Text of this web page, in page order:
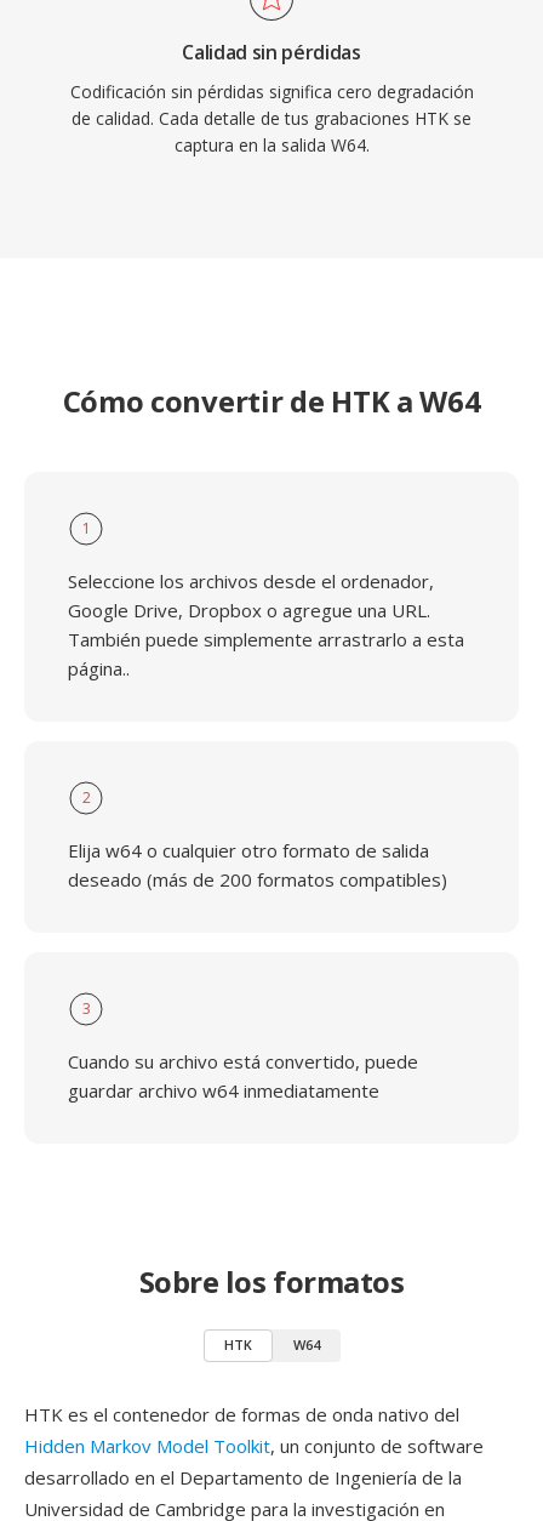
Calidad sin pérdidas
Codificación sin pérdidas significa cero degradación
de calidad. Cada detalle de tus grabaciones HTK se
captura en la salida W64.
Cómo convertir de HTK a W64
1
Seleccione los archivos desde el ordenador,
Google Drive, Dropbox o agregue una URL.
También puede simplemente arrastrarlo a esta
página..
2
Elija w64 o cualquier otro formato de salida
deseado (más de 200 formatos compatibles)
3
Cuando su archivo está convertido, puede
guardar archivo w64 inmediatamente
Sobre los formatos
HTK W64
HTK es el contenedor de formas de onda nativo del
Hidden Markov Model Toolkit, un conjunto de software
desarrollado en el Departamento de Ingeniería de la
Universidad de Cambridge para la investigación en